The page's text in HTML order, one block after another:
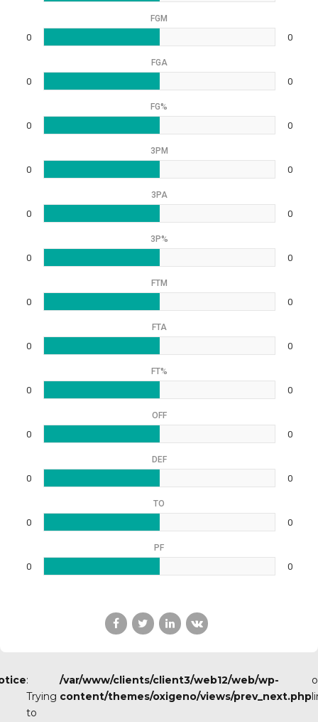
FGM
0 0
FGA
0 0
FG%
0 0
3PM
0 0
3PA
0 0
3P%
0 0
FTM
0 0
FTA
0 0
FT%
0 0
OFF
0 0
DEF
0 0
TO
0 0
PF
0 0
:
Trying
to
/var/www/clients/client3/web12/web/wp-
content/themes/oxigeno/views/prev_next.php